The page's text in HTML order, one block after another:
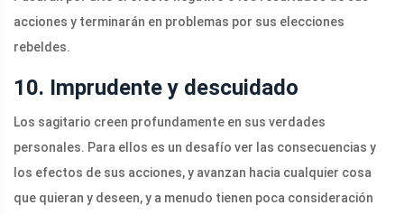
acciones y terminarán en problemas por sus elecciones
rebeldes.
10. Imprudente y descuidado
Los sagitario creen profundamente en sus verdades
personales. Para ellos es un desafío ver las consecuencias y
los efectos de sus acciones, y avanzan hacia cualquier cosa
que quieran y deseen, y a menudo tienen poca consideración